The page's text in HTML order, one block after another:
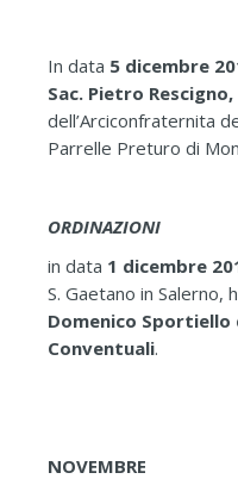
In data 5 dicembre
Sac. Pietro
dell’Arciconfraternita
Parrelle Preturo di
ORDINAZIONI
in data 1 dicembre
S. Gaetano in Salerno,
Domenico Sportiello
Conventuali.
NOVEMBRE